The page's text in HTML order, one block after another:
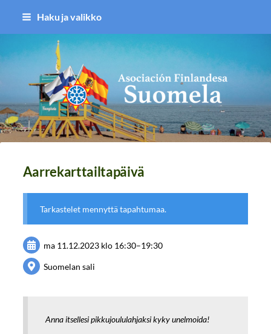
Siirry
sivun
sisältöön
Haku ja valikko
Asociación Finlandesa Suomela
Aarrekarttailtapäivä
Tarkastelet mennyttä tapahtumaa.
ma 11.12.2023 klo 16:30–19:30
Suomelan sali
Anna itsellesi pikkujoululahjaksi kyky unelmoida!